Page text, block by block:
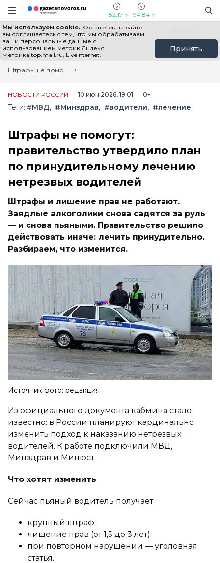
Информационный портал "ГазетаНоворос.ру"
Навигация сайта
82,17 94,84
Мы используем cookie. Оставаясь на сайте,
вы соглашаетесь с тем, что мы обрабатываем
ваши персональные данные с
использованием метрик Яндекс
Метрика,top.mail.ru, LiveInternet.
Принять
Все новости Новости России
Главная
Лента новостей
Штрафы не помогут: правительство утвердило план по принудительному лечению нетрезвых водителей
НОВОСТИ РОССИИ 10 июн 2026, 19:01 0+
Теги: #МВД #Минздрав #водители #лечение
Штрафы не помогут:
правительство утвердило план
по принудительному лечению
нетрезвых водителей
Штрафы и лишение прав не работают.
Заядлые алкоголики снова садятся за руль
— и снова пьяными. Правительство решило
действовать иначе: лечить принудительно.
Разбираем, что изменится.
Источник фото: редакция
Из официального документа кабмина стало
известно: в России планируют кардинально
изменить подход к наказанию нетрезвых
водителей. К работе подключили МВД,
Минздрав и Минюст.
Что хотят изменить
Сейчас пьяный водитель получает:
крупный штраф;
лишение прав (от 1,5 до 3 лет);
при повторном нарушении — уголовная
статья.